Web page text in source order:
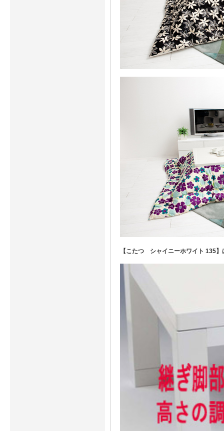
【こたつ シャイニーホワイト 135